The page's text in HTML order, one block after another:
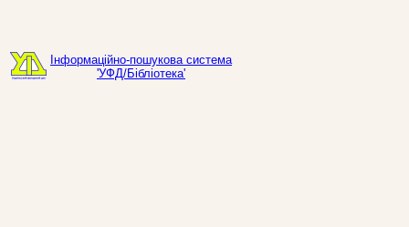
Інформаційно-пошукова система
'УФД/Бібліотека'